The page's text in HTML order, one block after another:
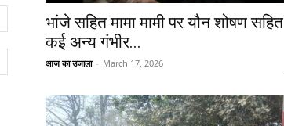
भांजे सहित मामा मामी पर यौन शोषण सहित
कई अन्य गंभीर...
आज का उजाला - March 17, 2026